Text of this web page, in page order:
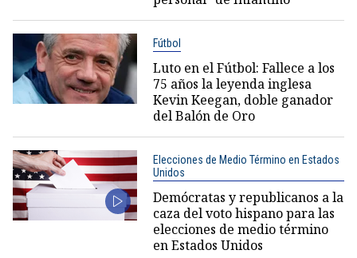
Fútbol
Luto en el Fútbol: Fallece a los
75 años la leyenda inglesa
Kevin Keegan, doble ganador
del Balón de Oro
Elecciones de Medio Término en Estados
Unidos
Demócratas y republicanos a la
caza del voto hispano para las
elecciones de medio término
en Estados Unidos